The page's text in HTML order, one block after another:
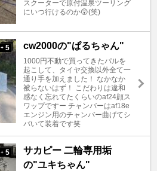
スクーターで原付温泉ツーリング
にいつ行けるのか😲(笑)
+ 5 cw2000の"ぱるちゃん"
1000円不動で買ってきたパルを
起こして、タイヤ交換以外全て一
通り手を加えました！ なかなか
被らないはず！ こだわりは違和
感なく忘れてたくらいのaf24顔ス
ワップですー チャンバーはaf18e
エンジン用のチャンバー曲げてシ
バいて装着です笑
+ 5
サカピー 二輪専用垢
の"ユキちゃん"